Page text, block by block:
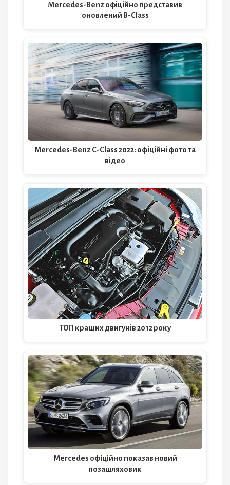
Mercedes-Benz офіційно представив
оновлений B-Class
Mercedes-Benz C-Class 2022: офіційні фото та
відео
ТОП кращих двигунів 2012 року
Mercedes офіційно показав новий
позашляховик